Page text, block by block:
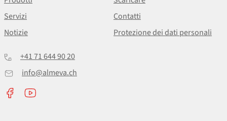
Servizi
Contatti
Notizie
Protezione dei dati personali
+41 71 644 90 20
info@almeva.ch